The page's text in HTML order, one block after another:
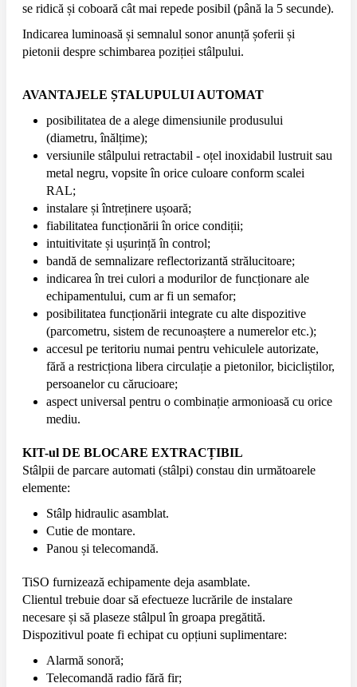
se ridică și coboară cât mai repede posibil (până la 5 secunde).
Indicarea luminoasă și semnalul sonor anunță șoferii și
pietonii despre schimbarea poziției stâlpului.
AVANTAJELE ȘTALUPULUI AUTOMAT
posibilitatea de a alege dimensiunile produsului
(diametru, înălțime);
versiunile stâlpului retractabil - oțel inoxidabil lustruit sau
metal negru, vopsite în orice culoare conform scalei
RAL;
instalare și întreținere ușoară;
fiabilitatea funcționării în orice condiții;
intuitivitate și ușurință în control;
bandă de semnalizare reflectorizantă strălucitoare;
indicarea în trei culori a modurilor de funcționare ale
echipamentului, cum ar fi un semafor;
posibilitatea funcționării integrate cu alte dispozitive
(parcometru, sistem de recunoaștere a numerelor etc.);
accesul pe teritoriu numai pentru vehiculele autorizate,
fără a restricționa libera circulație a pietonilor, bicicliștilor,
persoanelor cu cărucioare;
aspect universal pentru o combinație armonioasă cu orice
mediu.
KIT-ul DE BLOCARE EXTRACȚIBIL
Stâlpii de parcare automati (stâlpi) constau din următoarele
elemente:
Stâlp hidraulic asamblat.
Cutie de montare.
Panou și telecomandă.
TiSO furnizează echipamente deja asamblate.
Clientul trebuie doar să efectueze lucrările de instalare
necesare și să plaseze stâlpul în groapa pregătită.
Dispozitivul poate fi echipat cu opțiuni suplimentare:
Alarmă sonoră;
Telecomandă radio fără fir;